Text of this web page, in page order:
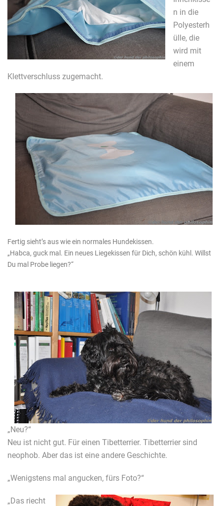
n in die
Polyesterh
ülle, die
wird mit
einem
Klettverschluss zugemacht.
Fertig sieht’s aus wie ein normales Hundekissen.
„Habca, guck mal. Ein neues Liegekissen für Dich, schön kühl. Willst
Du mal Probe liegen?“
„Neu?“
Neu ist nicht gut. Für einen Tibetterrier. Tibetterrier sind
neophob. Aber das ist eine andere Geschichte.
„Wenigstens mal angucken, fürs Foto?“
„Das riecht